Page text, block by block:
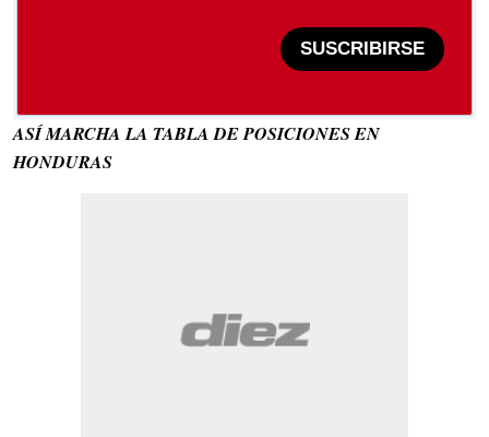
SUSCRIBIRSE
ASÍ MARCHA LA TABLA DE POSICIONES EN
HONDURAS